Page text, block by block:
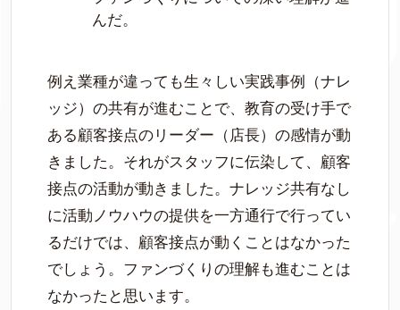
んだ。
例え業種が違っても生々しい実践事例（ナレ
ッジ）の共有が進むことで、教育の受け手で
ある顧客接点のリーダー（店長）の感情が動
きました。それがスタッフに伝染して、顧客
接点の活動が動きました。ナレッジ共有なし
に活動ノウハウの提供を一方通行で行ってい
るだけでは、顧客接点が動くことはなかった
でしょう。ファンづくりの理解も進むことは
なかったと思います。